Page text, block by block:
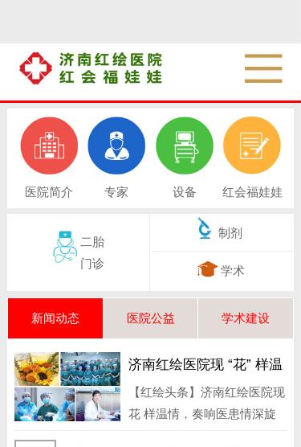
医院简介 专家 设备 红会福娃娃
二胎
门诊
制剂
学术
新闻动态 医院公益 学术建设
济南红绘医院现 “花” 样温
情，奏响医患情深旋律
【红绘头条】济南红绘医院现
花 样温情，奏响医患情深旋